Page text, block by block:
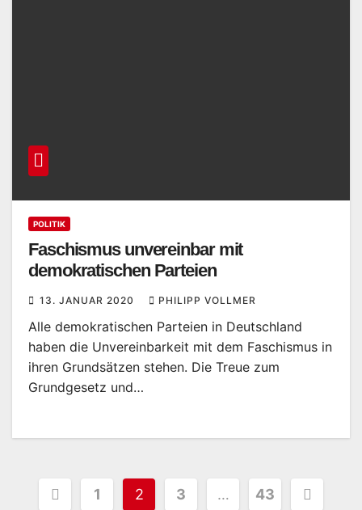
POLITIK
Faschismus unvereinbar mit
demokratischen Parteien
13. JANUAR 2020 PHILIPP VOLLMER
Alle demokratischen Parteien in Deutschland
haben die Unvereinbarkeit mit dem Faschismus in
ihren Grundsätzen stehen. Die Treue zum
Grundgesetz und…
Seitennummerierung
1 2 3 … 43